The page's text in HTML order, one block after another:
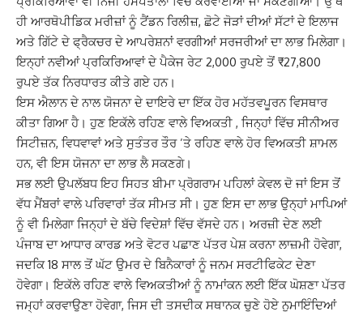
ਹੀ ਆਰਥੋਪੀਡਿਕ ਮਰੀਜ਼ਾਂ ਨੂੰ ਟੈਂਡਨ ਰਿਲੀਜ਼, ਛੋਟੇ ਜੋੜਾਂ ਦੀਆਂ ਸੱਟਾਂ ਦੇ ਇਲਾਜ
ਅਤੇ ਗਿੱਟੇ ਦੇ ਫ੍ਰੈਕਚਰ ਦੇ ਆਪਰੇਸ਼ਨਾਂ ਵਰਗੀਆਂ ਸਰਜਰੀਆਂ ਦਾ ਲਾਭ ਮਿਲੇਗਾ।
ਇਨ੍ਹਾਂ ਨਵੀਆਂ ਪ੍ਰਕਿਰਿਆਵਾਂ ਦੇ ਪੈਕੇਜ ਰੇਟ 2,000 ਰੁਪਏ ਤੋਂ ₹27,800
ਰੁਪਏ ਤੱਕ ਨਿਰਧਾਰਤ ਕੀਤੇ ਗਏ ਹਨ।
ਇਸ ਐਲਾਨ ਦੇ ਨਾਲ ਯੋਜਨਾ ਦੇ ਦਾਇਰੇ ਦਾ ਇੱਕ ਹੋਰ ਮਹੱਤਵਪੂਰਨ ਵਿਸਥਾਰ
ਕੀਤਾ ਗਿਆ ਹੈ। ਹੁਣ ਇਕੱਲੇ ਰਹਿਣ ਵਾਲੇ ਵਿਅਕਤੀ , ਜਿਨ੍ਹਾਂ ਵਿੱਚ ਸੀਨੀਅਰ
ਸਿਟੀਜ਼ਨ, ਵਿਧਵਾਵਾਂ ਅਤੇ ਸੁਤੰਤਰ ਤੌਰ ’ਤੇ ਰਹਿਣ ਵਾਲੇ ਹੋਰ ਵਿਅਕਤੀ ਸ਼ਾਮਲ
ਹਨ, ਵੀ ਇਸ ਯੋਜਨਾ ਦਾ ਲਾਭ ਲੈ ਸਕਣਗੇ।
ਸਭ ਲਈ ਉਪਲੱਬਧ ਇਹ ਸਿਹਤ ਬੀਮਾ ਪ੍ਰੋਗਰਾਮ ਪਹਿਲਾਂ ਕੇਵਲ ਦੋ ਜਾਂ ਇਸ ਤੋਂ
ਵੱਧ ਮੈਂਬਰਾਂ ਵਾਲੇ ਪਰਿਵਾਰਾਂ ਤੱਕ ਸੀਮਤ ਸੀ। ਹੁਣ ਇਸ ਦਾ ਲਾਭ ਉਨ੍ਹਾਂ ਮਾਪਿਆਂ
ਨੂੰ ਵੀ ਮਿਲੇਗਾ ਜਿਨ੍ਹਾਂ ਦੇ ਬੱਚੇ ਵਿਦੇਸ਼ਾਂ ਵਿੱਚ ਵੱਸਦੇ ਹਨ। ਅਰਜ਼ੀ ਦੇਣ ਲਈ
ਪੰਜਾਬ ਦਾ ਆਧਾਰ ਕਾਰਡ ਅਤੇ ਵੋਟਰ ਪਛਾਣ ਪੱਤਰ ਪੇਸ਼ ਕਰਨਾ ਲਾਜ਼ਮੀ ਹੋਵੇਗਾ,
ਜਦਕਿ 18 ਸਾਲ ਤੋਂ ਘੱਟ ਉਮਰ ਦੇ ਬਿਨੈਕਾਰਾਂ ਨੂੰ ਜਨਮ ਸਰਟੀਫਿਕੇਟ ਦੇਣਾ
ਹੋਵੇਗਾ। ਇਕੱਲੇ ਰਹਿਣ ਵਾਲੇ ਵਿਅਕਤੀਆਂ ਨੂੰ ਨਾਮਾਂਕਨ ਲਈ ਇੱਕ ਘੋਸ਼ਣਾ ਪੱਤਰ
ਜਮ੍ਹਾਂ ਕਰਵਾਉਣਾ ਹੋਵੇਗਾ, ਜਿਸ ਦੀ ਤਸਦੀਕ ਸਥਾਨਕ ਚੁਣੇ ਹੋਏ ਨੁਮਾਇੰਦਿਆਂ